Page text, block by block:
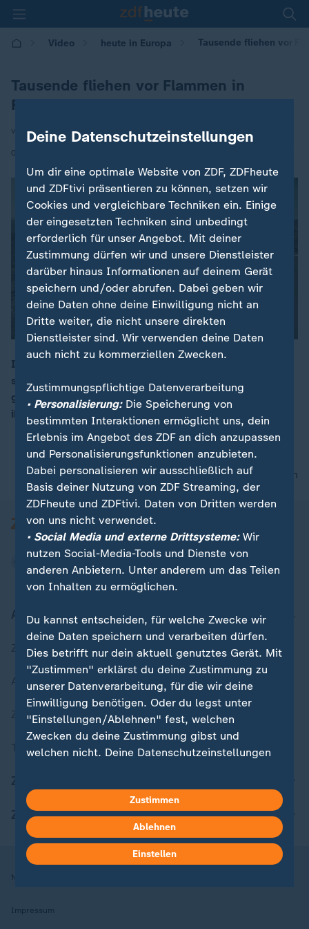
Video heute in Europa Tausende fliehen vor
Tausende fliehen vor Flammen in
Frankreich
von Anne Arend
09.07.2026 | 16:00
00:16
Im Süden Frankreichs wütet ein Waldbrand an der
spanischen Grenze. 800 Feuerwehrleute kämpfen
gegen die Flammen. Über 10.000 Menschen mussten
ihre Häuser verlassen, Tausende Hektar brannten ab.
nach oben
Aktuell bei ZDFheute
Zuletzt veröffentlicht
Aktuelle Sendungs-Videos
ZDFheute Stories
Themen im Überblick
ZDFheute Apps
Nutzungsbedingungen
Impressum
Deine Datenschutzeinstellungen
Um dir eine optimale Website von ZDF, ZDFheute
und ZDFtivi präsentieren zu können, setzen wir
Cookies und vergleichbare Techniken ein. Einige
der eingesetzten Techniken sind unbedingt
erforderlich für unser Angebot. Mit deiner
Zustimmung dürfen wir und unsere Dienstleister
darüber hinaus Informationen auf deinem Gerät
speichern und/oder abrufen. Dabei geben wir
deine Daten ohne deine Einwilligung nicht an
Dritte weiter, die nicht unsere direkten
Dienstleister sind. Wir verwenden deine Daten
auch nicht zu kommerziellen Zwecken.
Zustimmungspflichtige Datenverarbeitung
• Personalisierung:Die Speicherung von
bestimmten Interaktionen ermöglicht uns, dein
Erlebnis im Angebot des ZDF an dich anzupassen
und Personalisierungsfunktionen anzubieten.
Dabei personalisieren wir ausschließlich auf
Basis deiner Nutzung von ZDF Streaming, der
ZDFheute und ZDFtivi. Daten von Dritten werden
von uns nicht verwendet.
• Social Media und externe Drittsysteme:Wir
nutzen Social-Media-Tools und Dienste von
anderen Anbietern. Unter anderem um das Teilen
von Inhalten zu ermöglichen.
Du kannst entscheiden, für welche Zwecke wir
deine Daten speichern und verarbeiten dürfen.
Dies betrifft nur dein aktuell genutztes Gerät. Mit
"Zustimmen" erklärst du deine Zustimmung zu
unserer Datenverarbeitung, für die wir deine
Einwilligung benötigen. Oder du legst unter
"Einstellungen/Ablehnen" fest, welchen
Zwecken du deine Zustimmung gibst und
welchen nicht. Deine Datenschutzeinstellungen
Hier findest du das Impressum.
Weitere Informationen findest du in unserer
Datenschutzerklärung.
Zustimmen
Ablehnen
Einstellen